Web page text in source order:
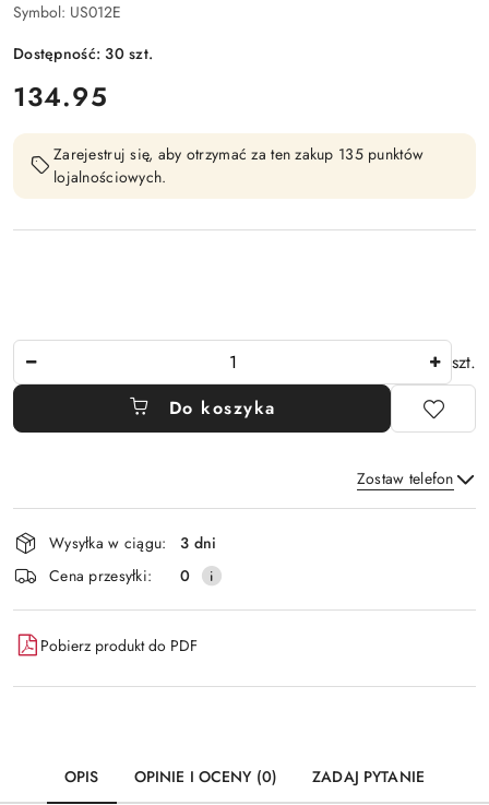
Symbol: US012E
Dostępność:30szt.
cena:
134.95
Zarejestruj się, aby otrzymać za ten zakup 135 punktów
lojalnościowych.
szt.
Do koszyka
Zostaw telefon
Wyślij
Dostępność
i
dostawa
Wysyłka w ciągu:
3 dni
Cena przesyłki:
0
Pobierz produkt do PDF
OPIS OPINIE I OCENY (0) ZADAJ PYTANIE